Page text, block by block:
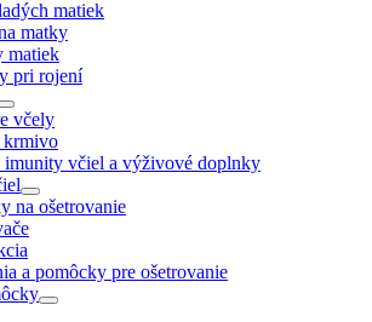
matiek
matky
matiek
pri rojení
včely
krmivo
imunity včiel a výživové doplnky
na ošetrovanie
a pomôcky pre ošetrovanie